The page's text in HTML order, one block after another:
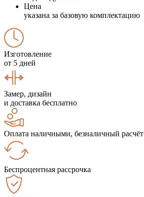
Цена
указана за базовую комплектацию
Изготовление
от 5 дней
Замер, дизайн
и доставка бесплатно
Оплата наличными, безналичный расчёт
Беспроцентная рассрочка